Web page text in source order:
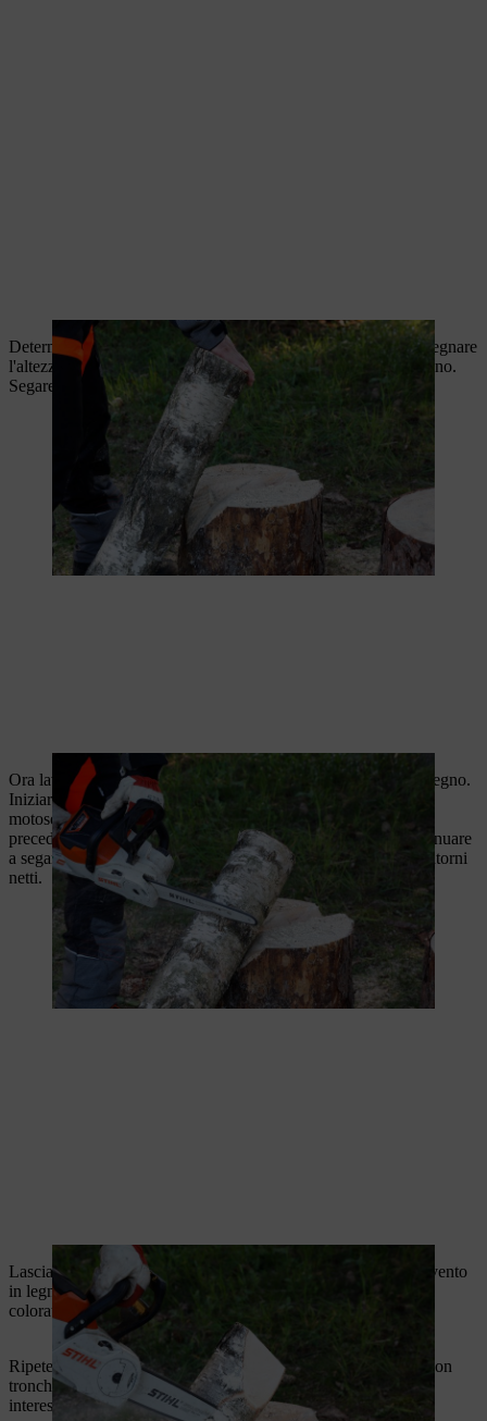
Determinare l’altezza desiderata della fiamma della candela. Segnare
l'altezza della fiamma facendo un taglio intorno al pezzo di legno.
Segare circa un quarto del diametro del tronco in profondità.
Ora lavora lentamente le fiamme delle candele con tronchi di legno.
Iniziare con un taglio sulla punta della fiamma. Poi guidare la
motosega nella direzione dello stoppino della candela
precedentemente segnato con un taglio. Girare il pezzo e continuare
a segare intorno al tronco fino a quando la fiamma assume contorni
netti.
Lasciamo a te i dettagli del design finale delle candele dell'Avvento
in legno. La fiamma può essere rotonda o angolare, naturale o
colorata - non ci sono limiti alla tua creatività!
Ripetere i passi con le restanti sezioni dell'albero. Le candele con
tronchi di legno in diverse altezze creano fra l'altro un insieme
interessante.